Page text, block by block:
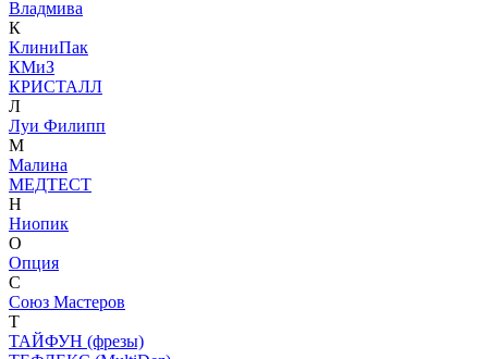
Владмива
К
КлиниПак
КМиЗ
КРИСТАЛЛ
Л
Луи Филипп
М
Малина
МЕДТЕСТ
Н
Ниопик
О
Опция
С
Союз Мастеров
Т
ТАЙФУН (фрезы)